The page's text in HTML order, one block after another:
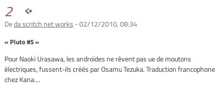
2
Deda scritch net works - 02/12/2010, 08:34
« Pluto #5 »
Pour Naoki Urasawa, les androïdes ne rêvent pas ue de moutons
électriques, fussent-ils créés par Osamu Tezuka. Traduction francophone
chez Kana....